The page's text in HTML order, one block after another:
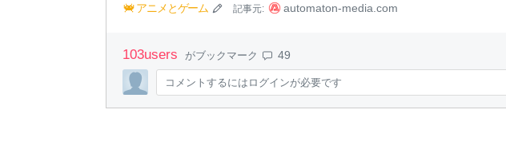
アニメとゲーム 記事元: automaton-media.com
103users がブックマーク 49
コメントするにはログインが必要です